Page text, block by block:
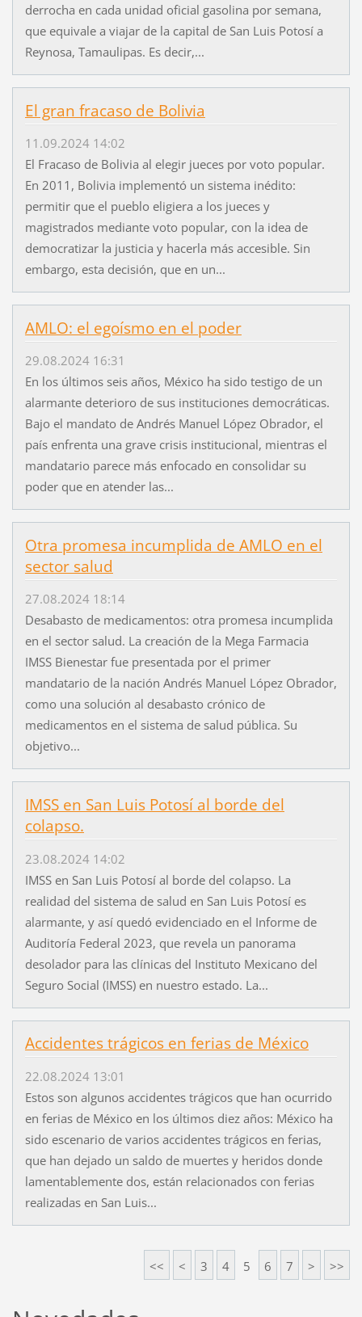
derrocha en cada unidad oficial gasolina por semana,
que equivale a viajar de la capital de San Luis Potosí a
Reynosa, Tamaulipas. Es decir,...
El gran fracaso de Bolivia
11.09.2024 14:02
El Fracaso de Bolivia al elegir jueces por voto popular.
En 2011, Bolivia implementó un sistema inédito:
permitir que el pueblo eligiera a los jueces y
magistrados mediante voto popular, con la idea de
democratizar la justicia y hacerla más accesible. Sin
embargo, esta decisión, que en un...
AMLO: el egoísmo en el poder
29.08.2024 16:31
En los últimos seis años, México ha sido testigo de un
alarmante deterioro de sus instituciones democráticas.
Bajo el mandato de Andrés Manuel López Obrador, el
país enfrenta una grave crisis institucional, mientras el
mandatario parece más enfocado en consolidar su
poder que en atender las...
Otra promesa incumplida de AMLO en el
sector salud
27.08.2024 18:14
Desabasto de medicamentos: otra promesa incumplida
en el sector salud. La creación de la Mega Farmacia
IMSS Bienestar fue presentada por el primer
mandatario de la nación Andrés Manuel López Obrador,
como una solución al desabasto crónico de
medicamentos en el sistema de salud pública. Su
objetivo...
IMSS en San Luis Potosí al borde del
colapso.
23.08.2024 14:02
IMSS en San Luis Potosí al borde del colapso. La
realidad del sistema de salud en San Luis Potosí es
alarmante, y así quedó evidenciado en el Informe de
Auditoría Federal 2023, que revela un panorama
desolador para las clínicas del Instituto Mexicano del
Seguro Social (IMSS) en nuestro estado. La...
Accidentes trágicos en ferias de México
22.08.2024 13:01
Estos son algunos accidentes trágicos que han ocurrido
en ferias de México en los últimos diez años: México ha
sido escenario de varios accidentes trágicos en ferias,
que han dejado un saldo de muertes y heridos donde
lamentablemente dos, están relacionados con ferias
realizadas en San Luis...
<< < 3 4 5 6 7 > >>